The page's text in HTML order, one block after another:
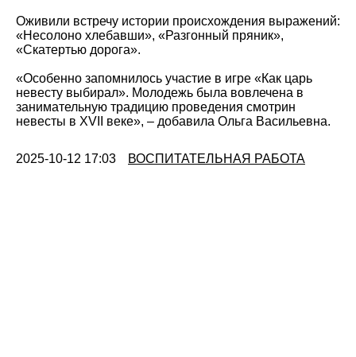
Оживили встречу истории происхождения выражений:
«Несолоно хлебавши», «Разгонный пряник»,
«Скатертью дорога».
«Особенно запомнилось участие в игре «Как царь
невесту выбирал». Молодежь была вовлечена в
занимательную традицию проведения смотрин
невесты в XVII веке», – добавила Ольга Васильевна.
2025-10-12 17:03 ВОСПИТАТЕЛЬНАЯ РАБОТА